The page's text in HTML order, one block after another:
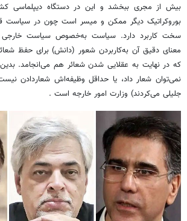
بیش از مجری ببخشد و این در دستگاه دیپلماسی
بوروکراتیک دیگر ممکن و میسر است چون در سیاست
سخت کاربرد دارد. سیاست به‌خصوص سیاست
معنای دقیق آن به‌کاربردن شعور (دانش) برای حفظ
که در نهایت به عقلایی شدن شعائر هم می‌انجامد.
نمی‌توان شعار داد، یا حداقل وظیفه‌اش شعاردادن
جلیلی می‌کردند) وزارت امور خارجه است .